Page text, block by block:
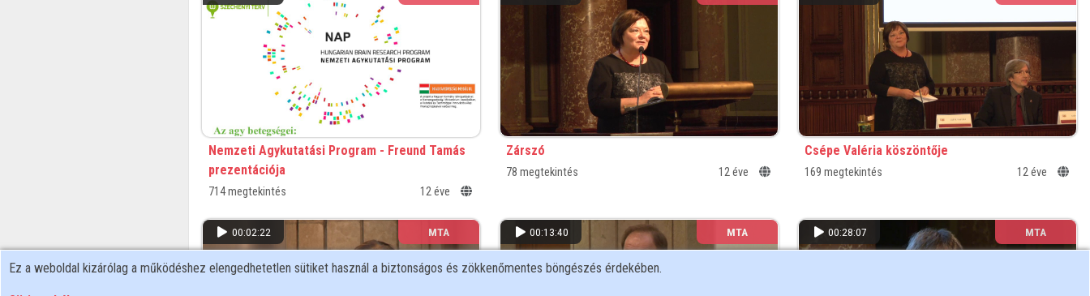
Nemzeti Agykutatási Program - Freund Tamás
prezentációja
714 megtekintés 12 éve
Zárszó
78 megtekintés 12 éve
Csépe Valéria köszöntője
169 megtekintés 12 éve
00:02:22 MTA 00:13:40 MTA 00:28:07 MTA
Ez a weboldal kizárólag a működéshez elengedhetetlen sütiket használ a biztonságos és zökkenőmentes böngészés érdekében.